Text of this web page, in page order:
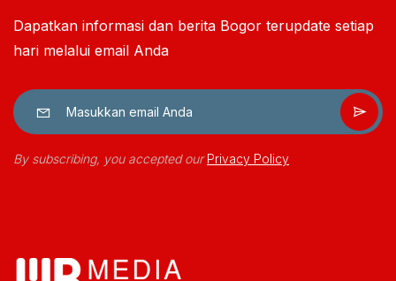
Dapatkan informasi dan berita Bogor terupdate setiap
hari melalui email Anda
By subscribing, you accepted ourPrivacy Policy